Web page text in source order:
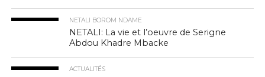
NETALI BOROM NDAME
NETALI: La vie et l’oeuvre de Serigne
Abdou Khadre Mbacke
ACTUALITÉS